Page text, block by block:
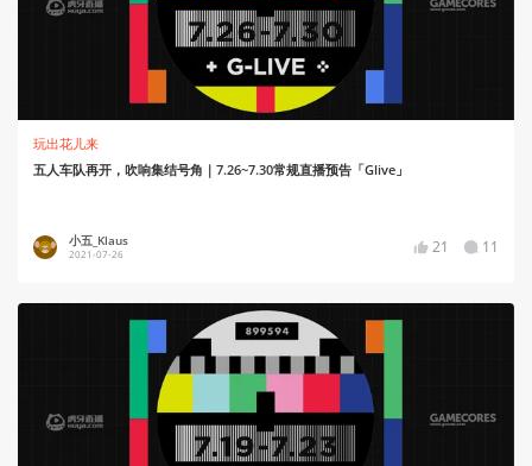
玩出花儿来
五人车队再开，吹响集结号角｜7.26~7.30常规直播预告「Glive」
小五_Klaus
2021-07-26 21 11